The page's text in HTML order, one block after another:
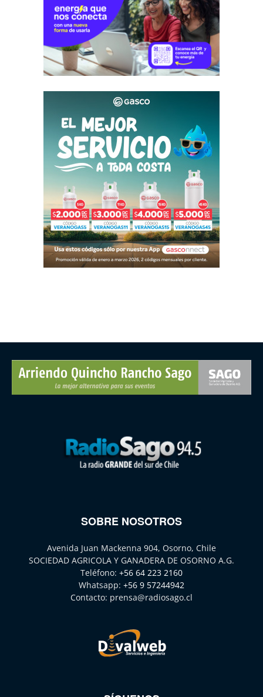
SOBRE NOSOTROS
Avenida Juan Mackenna 904, Osorno, Chile
SOCIEDAD AGRICOLA Y GANADERA DE OSORNO A.G.
Teléfono: +56 64 223 2160
Whatsapp: +56 9 57244942
Contacto: prensa@radiosago.cl